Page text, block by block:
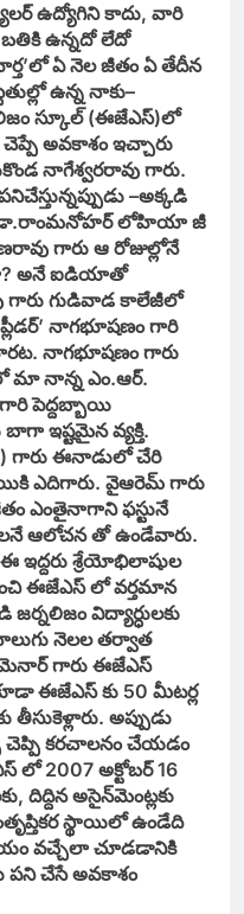
ఉద్యోగిని కాదు, వారి
బతికి ఉన్నదో లేదో
ఏ నెల జీతం ఏ తేదీన
ఉన్న నాకు–
స్కూల్‌ (ఈజేఎస్‌)లో
చెప్పే అవకాశం ఇచ్చారు
నాగేశ్వరరావు గారు.
–అక్కడి
డా.రాంమనోహర్‌ లోహియా జీ
గారు ఆ రోజుల్లోనే
అనే ఐడియాతో
గారు గుడివాడ కాలేజీలో
నాగభూషణం గారి
నాగభూషణం గారు
మా నాన్న ఎం.ఆర్‌.
పెద్దబ్బాయి
ఇష్టమైన వ్యక్తి.
గారు ఈనాడులో చేరి
ఎదిగారు. వైఆరెమ్‌ గారు
ఎంతైనాగాని ఫస్టునే
ఆలోచన తో ఉండేవారు.
ఈ ఇద్దరు శ్రేయోభిలాషుల
ఈజేఎస్‌ లో వర్తమాన
విద్యార్ధులకు
నెలల తర్వాత
గారు ఈజేఎస్‌
ఈజేఎస్‌ కు 50 మీటర్ల
తీసుకెళ్లారు. అప్పుడు
చెప్పి కరచాలనం చేయడం
2007 అక్టోబర్‌ 16
దిద్దిన అసైన్‌మెంట్లకు
స్థాయిలో ఉండేది
వచ్చేలా చూడడానికి
పని చేసే అవకాశం